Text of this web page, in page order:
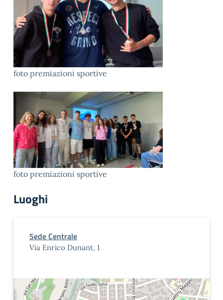
foto premiazioni sportive
foto premiazioni sportive
Luoghi
Sede Centrale
Via Enrico Dunant, 1